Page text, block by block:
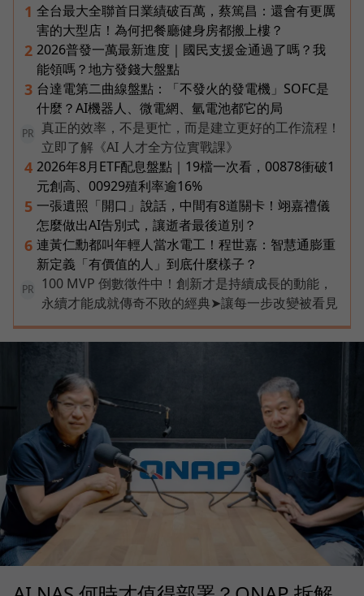
1 全台最大全聯首日業績破百萬，蔡篤昌：還會有更厲
害的大型店！為何把餐廳健身房都搬上樓？
2 2026普發一萬最新進度｜國民支援金通過了嗎？我
能領嗎？地方發錢大盤點
3 台達電第二曲線盤點：「不發火的發電機」SOFC是
什麼？AI機器人、微電網、氫電池都它的局
PR
真正的效率，不是更忙，而是建立更好的工作流程！
立即了解《AI 人才全方位實戰課》
4 2026年8月ETF配息盤點｜19檔一次看，00878衝破1
元創高、00929殖利率逾16%
5 一張遺照「開口」說話，中間有8道關卡！翊嘉禮儀
怎麼做出AI告別式，讓逝者最後道別？
6 連黃仁勳都叫年輕人當水電工！程世嘉：智慧通膨重
新定義「有價值的人」到底什麼樣子？
PR
100 MVP 倒數徵件中！創新才是持續成長的動能，
永續才能成就傳奇不敗的經典➤讓每一步改變被看見